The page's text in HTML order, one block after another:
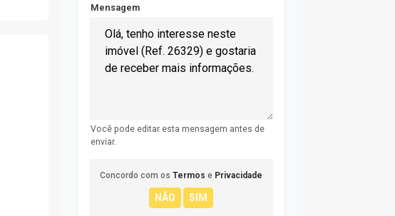
Mensagem
Você pode editar esta mensagem antes de
enviar.
Concordo com os Termos e Privacidade